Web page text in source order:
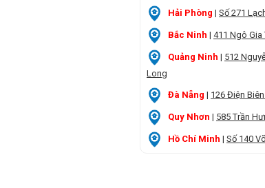
Hải Phòng | Số 271
Bắc Ninh | 411 Ngô Gia
Quảng Ninh | 512
Long
Đà Nẵng | 126 Điện
Quy Nhơn | 585 Trần
Hồ Chí Minh | Số 140